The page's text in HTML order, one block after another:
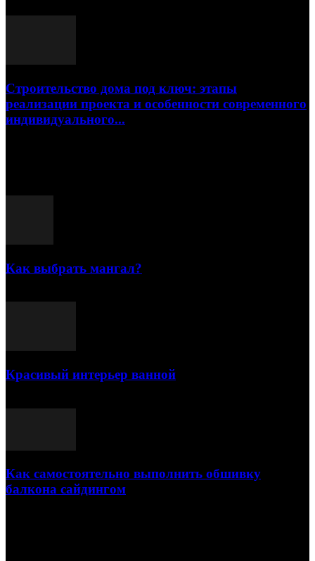
Строительство дома под ключ: этапы
реализации проекта и особенности современного
индивидуального...
Как выбрать мангал?
Красивый интерьер ванной
Как самостоятельно выполнить обшивку
балкона сайдингом